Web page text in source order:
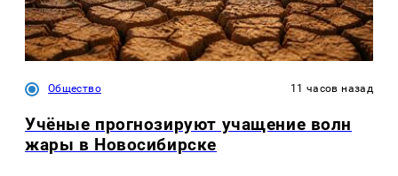
Общество 11 часов назад
Учёные прогнозируют учащение волн
жары в Новосибирске